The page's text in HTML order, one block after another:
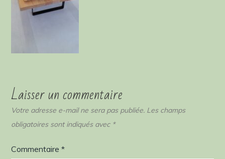
Laisser un commentaire
Votre adresse e-mail ne sera pas publiée. Les champs
obligatoires sont indiqués avec *
Commentaire*